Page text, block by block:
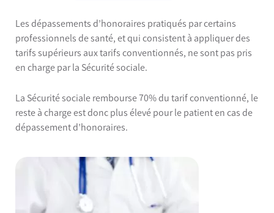
Les dépassements d’honoraires pratiqués par certains
professionnels de santé, et qui consistent à appliquer des
tarifs supérieurs aux tarifs conventionnés, ne sont pas pris
en charge par la Sécurité sociale.
La Sécurité sociale rembourse 70% du tarif conventionné, le
reste à charge est donc plus élevé pour le patient en cas de
dépassement d’honoraires.